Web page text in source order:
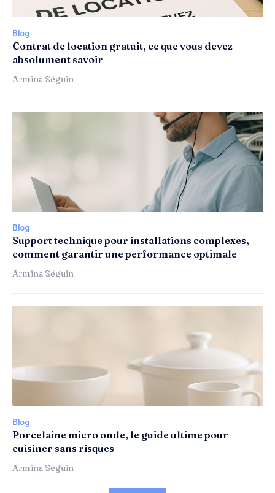
Blog
Contrat de location gratuit, ce que vous devez
absolument savoir
Armina Séguin
Blog
Support technique pour installations complexes,
comment garantir une performance optimale
Armina Séguin
Blog
Porcelaine micro onde, le guide ultime pour
cuisiner sans risques
Armina Séguin